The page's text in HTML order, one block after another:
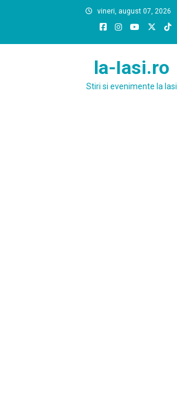
vineri, august 07, 2026
la-Iasi.ro
Stiri si evenimente la Iasi